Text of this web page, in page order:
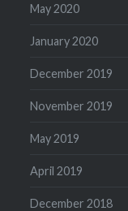
May 2020
January 2020
December 2019
November 2019
May 2019
April 2019
December 2018